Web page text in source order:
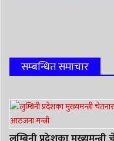
सम्बन्धित समाचार